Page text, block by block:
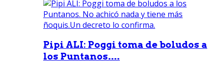
Pipi ALI: Poggi toma de boludos a
los Puntanos....